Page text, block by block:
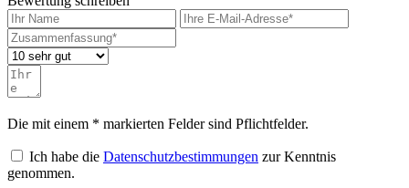
Die mit einem * markierten Felder sind Pflichtfelder.
Ich habe die Datenschutzbestimmungen zur Kenntnis
genommen.